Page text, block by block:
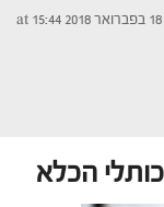
18 בפברואר 2018 at 15:44
הכלא